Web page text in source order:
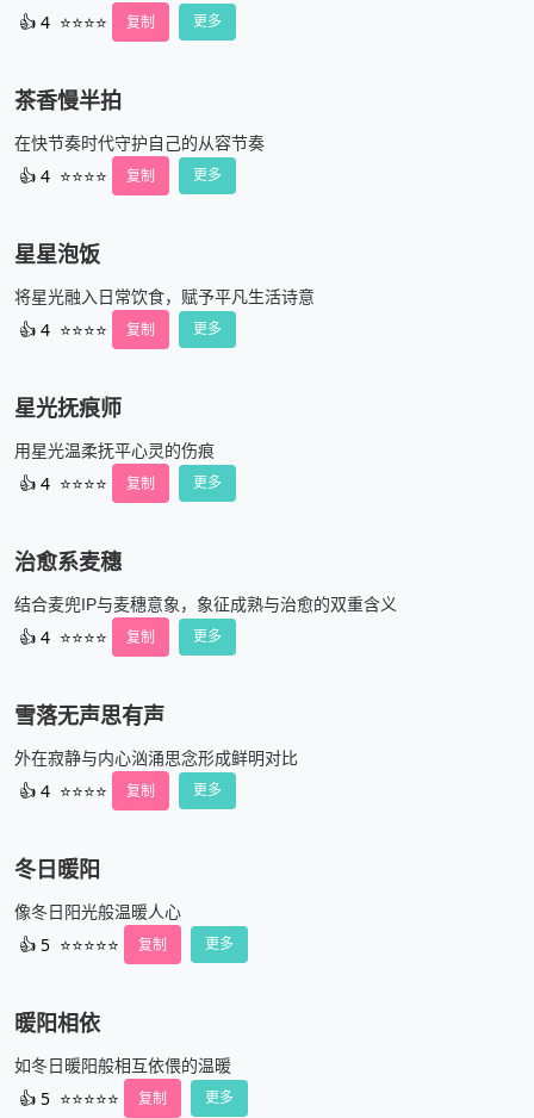
👍 4 ⭐⭐⭐⭐ 复制 更多
茶香慢半拍
在快节奏时代守护自己的从容节奏
👍 4 ⭐⭐⭐⭐ 复制 更多
星星泡饭
将星光融入日常饮食，赋予平凡生活诗意
👍 4 ⭐⭐⭐⭐ 复制 更多
星光抚痕师
用星光温柔抚平心灵的伤痕
👍 4 ⭐⭐⭐⭐ 复制 更多
治愈系麦穗
结合麦兜IP与麦穗意象，象征成熟与治愈的双重含义
👍 4 ⭐⭐⭐⭐ 复制 更多
雪落无声思有声
外在寂静与内心汹涌思念形成鲜明对比
👍 4 ⭐⭐⭐⭐ 复制 更多
冬日暖阳
像冬日阳光般温暖人心
👍 5 ⭐⭐⭐⭐⭐ 复制 更多
暖阳相依
如冬日暖阳般相互依偎的温暖
👍 5 ⭐⭐⭐⭐⭐ 复制 更多